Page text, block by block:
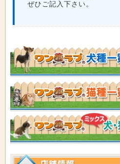
ぜひご記入下さい。